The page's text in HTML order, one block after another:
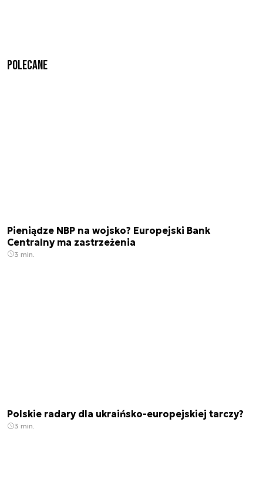
Polecane
Pieniądze NBP na wojsko? Europejski Bank
Centralny ma zastrzeżenia
3 min.
Polskie radary dla ukraińsko-europejskiej tarczy?
3 min.